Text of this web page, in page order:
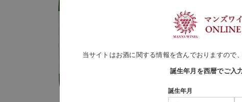
当サイトはお酒に関する情報を含んでおりますので
誕生年月を西暦でご入
誕生年月